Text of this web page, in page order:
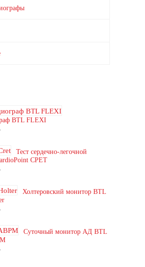
BTL FLEXI
Тест сердечно-легочной
CPET
Холтеровский монитор BTL
Суточный монитор АД BTL